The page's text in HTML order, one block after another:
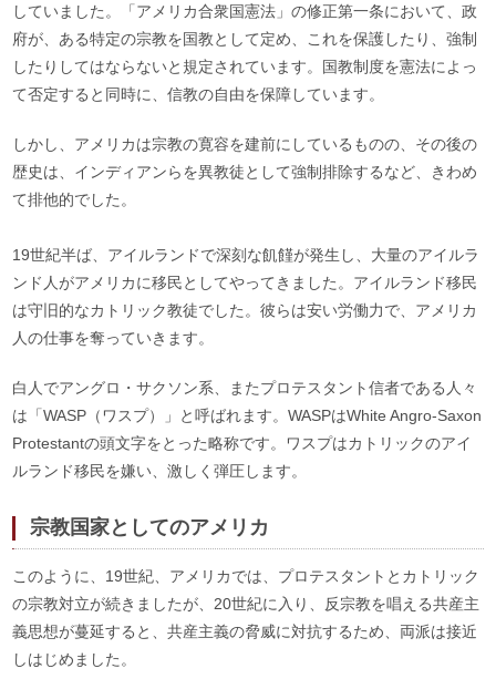
していました。「アメリカ合衆国憲法」の修正第一条において、政
府が、ある特定の宗教を国教として定め、これを保護したり、強制
したりしてはならないと規定されています。国教制度を憲法によっ
て否定すると同時に、信教の自由を保障しています。
しかし、アメリカは宗教の寛容を建前にしているものの、その後の
歴史は、インディアンらを異教徒として強制排除するなど、きわめ
て排他的でした。
19世紀半ば、アイルランドで深刻な飢饉が発生し、大量のアイルラ
ンド人がアメリカに移民としてやってきました。アイルランド移民
は守旧的なカトリック教徒でした。彼らは安い労働力で、アメリカ
人の仕事を奪っていきます。
白人でアングロ・サクソン系、またプロテスタント信者である人々
は「WASP（ワスプ）」と呼ばれます。WASPはWhite Angro-Saxon
Protestantの頭文字をとった略称です。ワスプはカトリックのアイ
ルランド移民を嫌い、激しく弾圧します。
宗教国家としてのアメリカ
このように、19世紀、アメリカでは、プロテスタントとカトリック
の宗教対立が続きましたが、20世紀に入り、反宗教を唱える共産主
義思想が蔓延すると、共産主義の脅威に対抗するため、両派は接近
しはじめました。